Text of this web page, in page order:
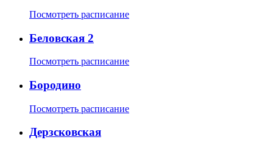
Посмотреть расписание
Беловская 2
Посмотреть расписание
Бородино
Посмотреть расписание
Дерзсковская